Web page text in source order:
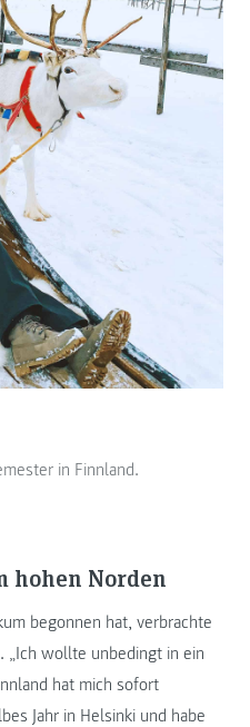
in Finnland.
hohen Norden
begonnen hat, verbrachte
„Ich wollte unbedingt in ein
hat mich sofort
Jahr in Helsinki und habe